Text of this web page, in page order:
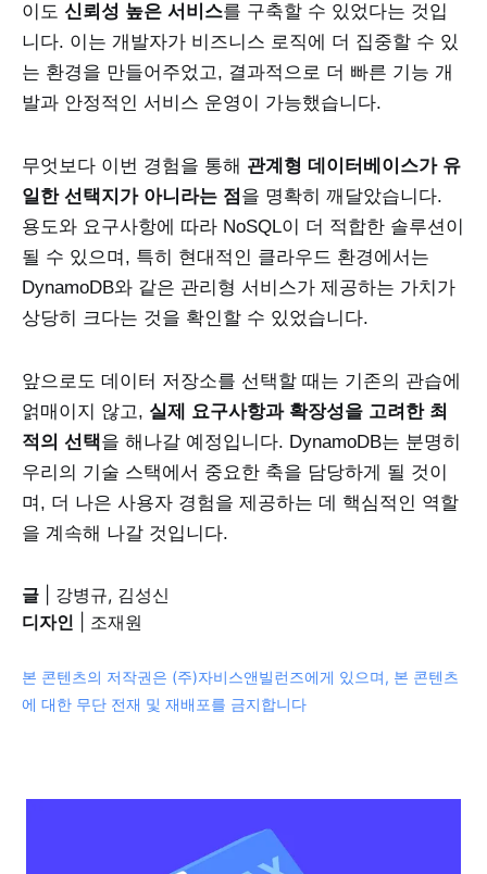
이도 신뢰성 높은 서비스를 구축할 수 있었다는 것입
니다. 이는 개발자가 비즈니스 로직에 더 집중할 수 있
는 환경을 만들어주었고, 결과적으로 더 빠른 기능 개
발과 안정적인 서비스 운영이 가능했습니다.
무엇보다 이번 경험을 통해 관계형 데이터베이스가 유
일한 선택지가 아니라는 점을 명확히 깨달았습니다.
용도와 요구사항에 따라 NoSQL이 더 적합한 솔루션이
될 수 있으며, 특히 현대적인 클라우드 환경에서는
DynamoDB와 같은 관리형 서비스가 제공하는 가치가
상당히 크다는 것을 확인할 수 있었습니다.
앞으로도 데이터 저장소를 선택할 때는 기존의 관습에
얽매이지 않고, 실제 요구사항과 확장성을 고려한 최
적의 선택을 해나갈 예정입니다. DynamoDB는 분명히
우리의 기술 스택에서 중요한 축을 담당하게 될 것이
며, 더 나은 사용자 경험을 제공하는 데 핵심적인 역할
을 계속해 나갈 것입니다.
글 | 강병규, 김성신
디자인 | 조재원
본 콘텐츠의 저작권은 (주)자비스앤빌런즈에게 있으며, 본 콘텐츠
에 대한 무단 전재 및 재배포를 금지합니다